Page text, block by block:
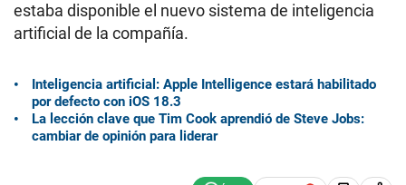
estaba disponible el nuevo sistema de inteligencia
artificial de la compañía.
Inteligencia artificial: Apple Intelligence estará habilitado
por defecto con iOS 18.3
La lección clave que Tim Cook aprendió de Steve Jobs:
cambiar de opinión para liderar